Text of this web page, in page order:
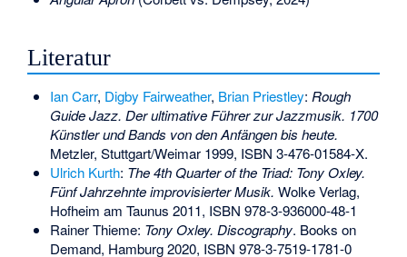
Literatur
Ian Carr, Digby Fairweather, Brian Priestley: Rough
Guide Jazz. Der ultimative Führer zur Jazzmusik. 1700
Künstler und Bands von den Anfängen bis heute.
Metzler, Stuttgart/Weimar 1999, ISBN 3-476-01584-X.
Ulrich Kurth: The 4th Quarter of the Triad: Tony Oxley.
Fünf Jahrzehnte improvisierter Musik. Wolke Verlag,
Hofheim am Taunus 2011, ISBN 978-3-936000-48-1
Rainer Thieme: Tony Oxley. Discography. Books on
Demand, Hamburg 2020, ISBN 978-3-7519-1781-0